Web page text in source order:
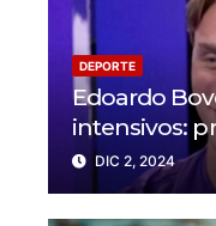
DEPORTE
Edoardo
intensivos:
solidaridad
DIC 2, 2024